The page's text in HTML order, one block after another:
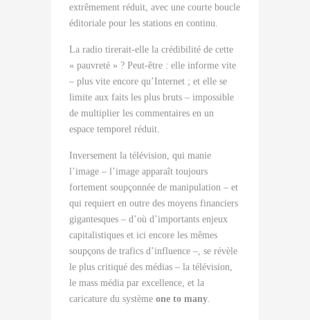
extrêmement réduit, avec une courte boucle
éditoriale pour les stations en continu.
La radio tirerait-elle la crédibilité de cette
« pauvreté » ? Peut-être : elle informe vite
– plus vite encore qu’Internet ; et elle se
limite aux faits les plus bruts – impossible
de multiplier les commentaires en un
espace temporel réduit.
Inversement la télévision, qui manie
l’image – l’image apparaît toujours
fortement soupçonnée de manipulation – et
qui requiert en outre des moyens financiers
gigantesques – d’où d’importants enjeux
capitalistiques et ici encore les mêmes
soupçons de trafics d’influence –, se révèle
le plus critiqué des médias – la télévision,
le mass média par excellence, et la
caricature du système one to many